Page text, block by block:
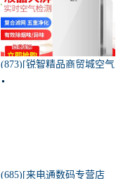
(873)[锐智精品商贸城空气
净化器]小米品质车载空气
(685)[来电通数码专营店